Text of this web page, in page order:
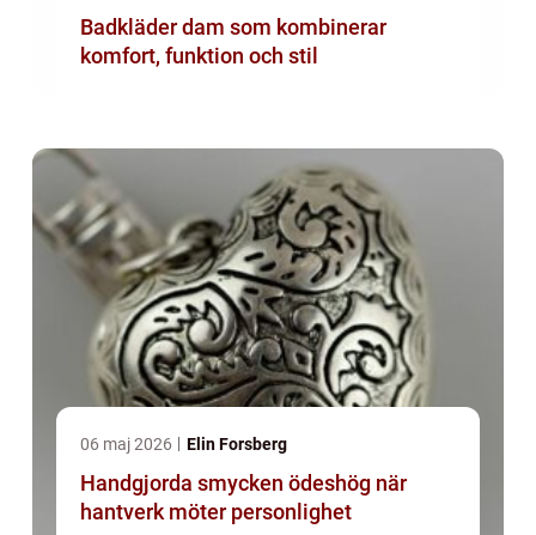
Badkläder dam som kombinerar
komfort, funktion och stil
06 maj 2026 Elin Forsberg
Handgjorda smycken ödeshög när
hantverk möter personlighet